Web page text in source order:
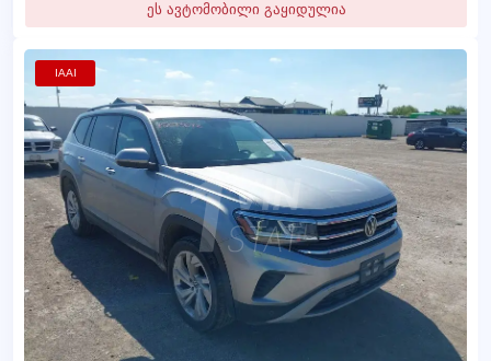
ეს ავტომობილი გაყიდულია
IAAI